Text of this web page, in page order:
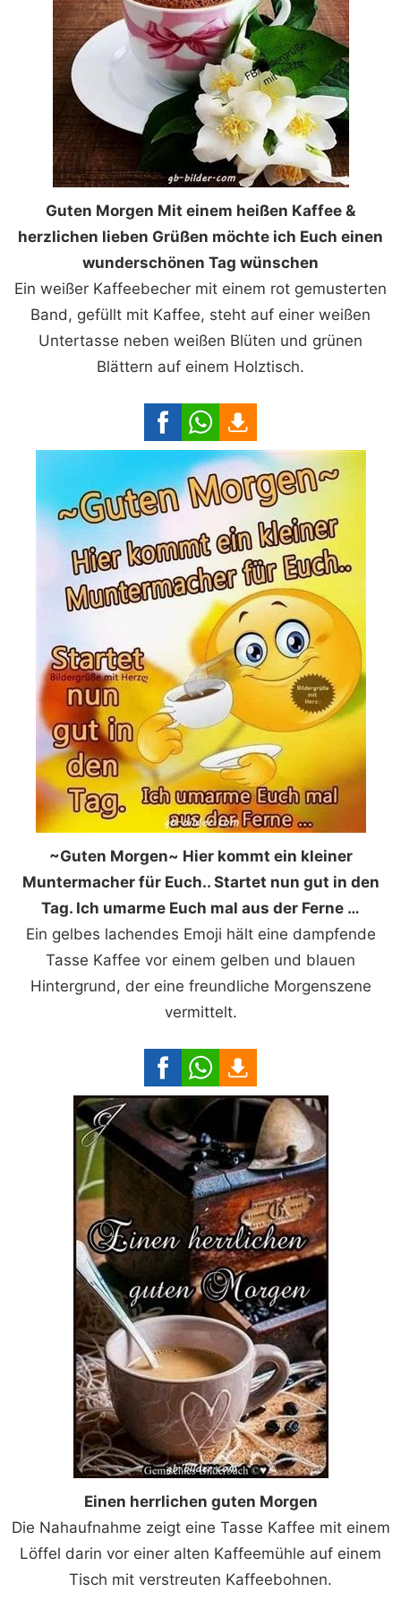
Guten Morgen Mit einem heißen Kaffee &
herzlichen lieben Grüßen möchte ich Euch einen
wunderschönen Tag wünschen
Ein weißer Kaffeebecher mit einem rot gemusterten
Band, gefüllt mit Kaffee, steht auf einer weißen
Untertasse neben weißen Blüten und grünen
Blättern auf einem Holztisch.
~Guten Morgen~ Hier kommt ein kleiner
Muntermacher für Euch.. Startet nun gut in den
Tag. Ich umarme Euch mal aus der Ferne …
Ein gelbes lachendes Emoji hält eine dampfende
Tasse Kaffee vor einem gelben und blauen
Hintergrund, der eine freundliche Morgenszene
vermittelt.
Einen herrlichen guten Morgen
Die Nahaufnahme zeigt eine Tasse Kaffee mit einem
Löffel darin vor einer alten Kaffeemühle auf einem
Tisch mit verstreuten Kaffeebohnen.